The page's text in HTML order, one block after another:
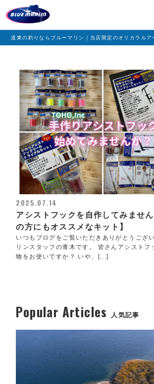
道東の釣りならブルーマリン｜当店限定のオリカラルア
2025.07.14
アシストフックを自作してみませ
の方にもオススメなキット】
いつもブログをご覧いただきありがとうござ
リンスタッフの青木です。 皆さんアシストフ
物をお使いですか？ いや、[...]
Popular Articles 人気記事